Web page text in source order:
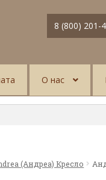
8 (800) 201-
О нас
(Андреа) Кресло